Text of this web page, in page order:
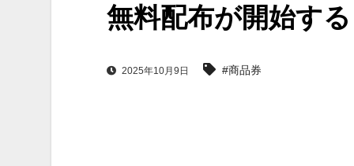
無料配布が開始す
2025年10月9日 #商品券